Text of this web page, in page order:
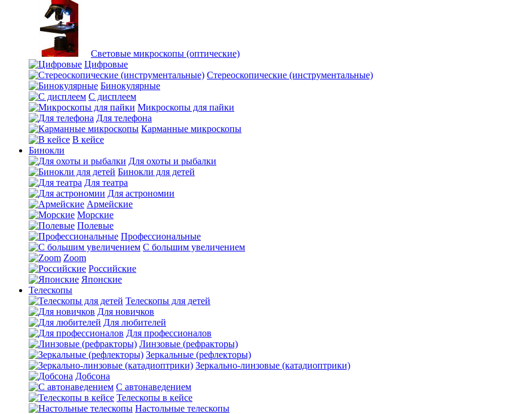
Световые микроскопы (оптические)
Цифровые
Стереоскопические (инструментальные)
Бинокулярные
С дисплеем
Микроскопы для пайки
Для телефона
Карманные микроскопы
В кейсе
Бинокли
Для охоты и рыбалки
Бинокли для детей
Для театра
Для астрономии
Армейские
Морские
Полевые
Профессиональные
С большим увеличением
Zoom
Российские
Японские
Телескопы
Телескопы для детей
Для новичков
Для любителей
Для профессионалов
Линзовые (рефракторы)
Зеркальные (рефлекторы)
Зеркально-линзовые (катадиоптрики)
Добсона
С автонаведением
Телескопы в кейсе
Настольные телескопы